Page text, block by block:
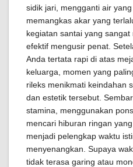
sidik jari, mengganti air
memangkas akar yang
kegiatan santai yang
efektif mengusir penat.
Anda tertata rapi di atas
keluarga, momen yang
rileks menikmati keindahan
dan estetik tersebut.
stamina, menggunakan
mencari hiburan ringan
menjadi pelengkap waktu
menyenangkan. Supaya
tidak terasa garing atau